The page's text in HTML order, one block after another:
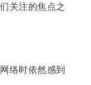
关注的焦点之
络时依然感到